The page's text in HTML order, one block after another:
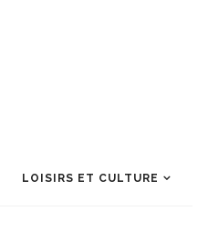
LOISIRS ET CULTURE